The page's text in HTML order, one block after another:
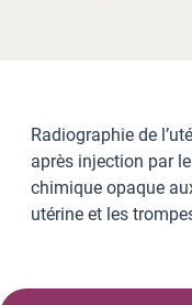
Radiographie de
après injection par
chimique opaque
utérine et les